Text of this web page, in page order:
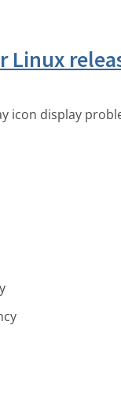
Linux
icon display